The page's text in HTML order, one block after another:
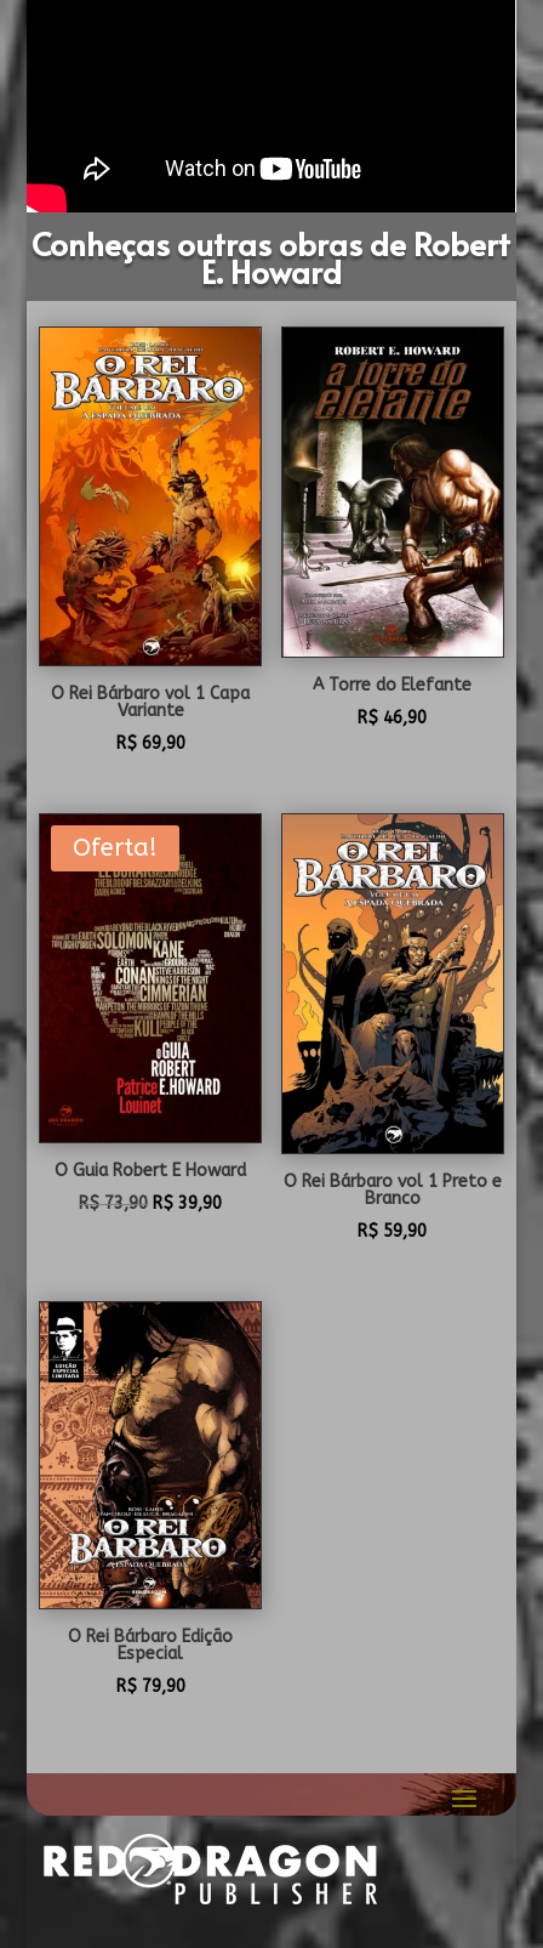
Conheças outras obras de Robert
E. Howard
O Rei Bárbaro vol 1 Capa
Variante
R$69,90
A Torre do Elefante
R$ 46,90
Oferta!
O Guia Robert E Howard
R$73,90 O
era:
R$ 73,90.
R$ 39,90O
é:
R$ 39,90.
O Rei Bárbaro vol 1 Preto e
Branco
R$ 59,90
O Rei Bárbaro Edição
Especial
R$79,90